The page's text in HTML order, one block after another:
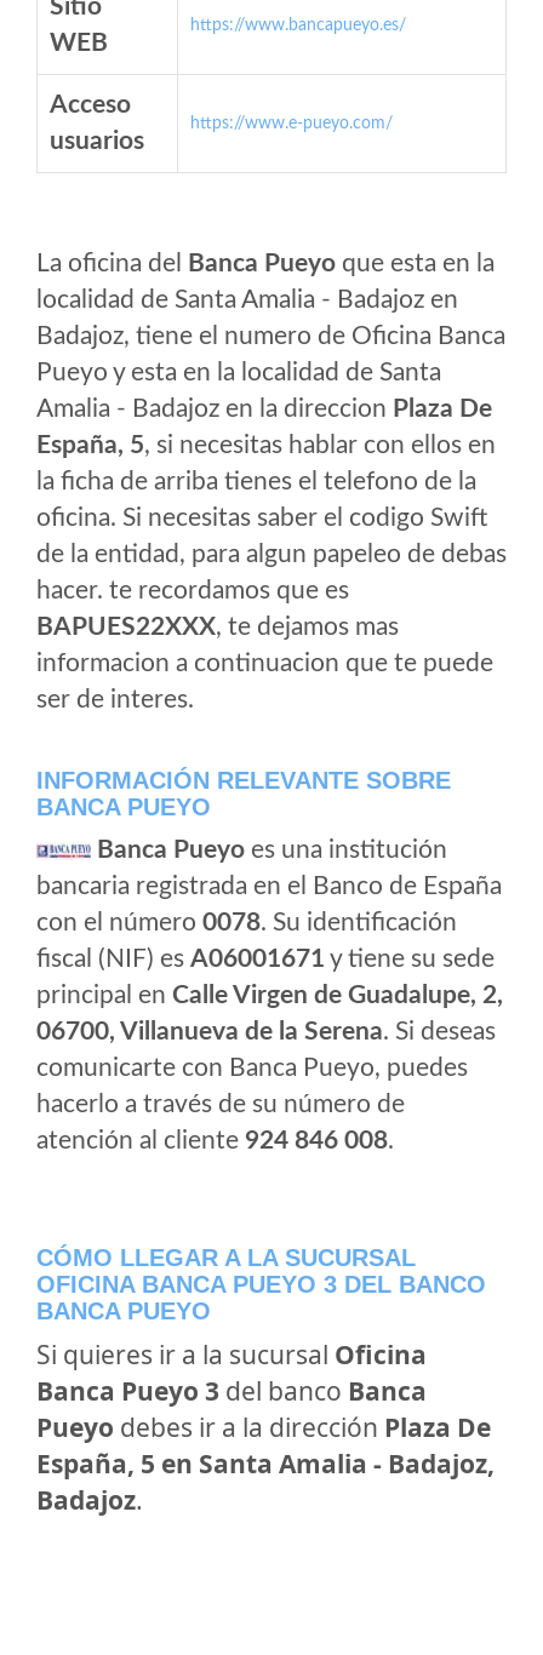
Sitio
WEB
https://www.bancapueyo.es/
Acceso
usuarios
https://www.e-pueyo.com/
La oficina del Banca Pueyo que esta en la
localidad de Santa Amalia - Badajoz en
Badajoz, tiene el numero de Oficina Banca
Pueyo y esta en la localidad de Santa
Amalia - Badajoz en la direccion Plaza De
España, 5, si necesitas hablar con ellos en
la ficha de arriba tienes el telefono de la
oficina. Si necesitas saber el codigo Swift
de la entidad, para algun papeleo de debas
hacer. te recordamos que es
BAPUES22XXX, te dejamos mas
informacion a continuacion que te puede
ser de interes.
INFORMACIÓN RELEVANTE SOBRE
BANCA PUEYO
Banca Pueyo es una institución
bancaria registrada en el Banco de España
con el número 0078. Su identificación
fiscal (NIF) es A06001671 y tiene su sede
principal en Calle Virgen de Guadalupe, 2,
06700, Villanueva de la Serena. Si deseas
comunicarte con Banca Pueyo, puedes
hacerlo a través de su número de
atención al cliente 924 846 008.
CÓMO LLEGAR A LA SUCURSAL
OFICINA BANCA PUEYO 3 DEL BANCO
BANCA PUEYO
Si quieres ir a la sucursal Oficina
Banca Pueyo 3 del banco Banca
Pueyo debes ir a la dirección Plaza De
España, 5 en Santa Amalia - Badajoz,
Badajoz.